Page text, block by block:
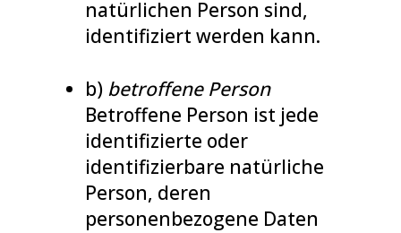
natürlichen Person sind,
identifiziert werden kann.
b) betroffene Person
Betroffene Person ist jede
identifizierte oder
identifizierbare natürliche
Person, deren
personenbezogene Daten